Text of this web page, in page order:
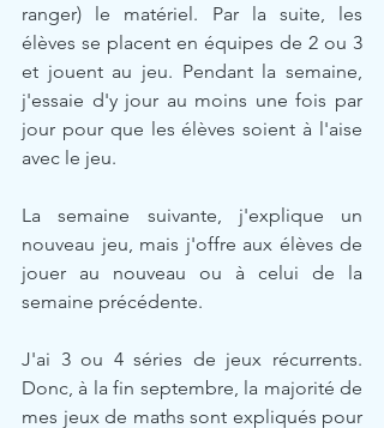
ranger) le matériel. Par la suite, les
élèves se placent en équipes de 2 ou 3
et jouent au jeu. Pendant la semaine,
j'essaie d'y jour au moins une fois par
jour pour que les élèves soient à l'aise
avec le jeu.
La semaine suivante, j'explique un
nouveau jeu, mais j'offre aux élèves de
jouer au nouveau ou à celui de la
semaine précédente.
J'ai 3 ou 4 séries de jeux récurrents.
Donc, à la fin septembre, la majorité de
mes jeux de maths sont expliqués pour